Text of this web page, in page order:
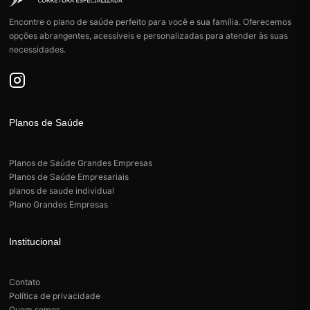
Encontre o plano de saúde perfeito para você e sua família. Oferecemos
opções abrangentes, acessíveis e personalizadas para atender às suas
necessidades.
Planos de Saúde
Planos de Saúde Grandes Empresas
Planos de Saúde Empresariais
planos de saude individual
Plano Grandes Empresas
Institucional
Contato
Política de privacidade